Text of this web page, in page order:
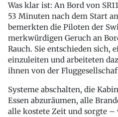
Was klar ist: An Bord von
53 Minuten nach dem Start
bemerkten die Piloten der
merkwürdigen Geruch an
Rauch. Sie entschieden sich,
einzuleiten und arbeiteten
ihnen von der
Systeme abschalten, die
Essen abzuräumen, alle
alle kostete Zeit und sorgte